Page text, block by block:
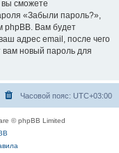
вы сможете
«Забыли пароль?»,
phpBB. Вам будет
адрес email, после чего
вам новый пароль для
Часовой пояс: UTC+03:00
© phpBB Limited